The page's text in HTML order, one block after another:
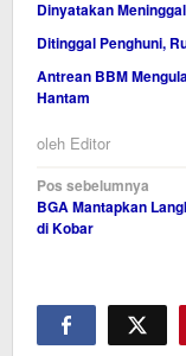
Dinyatakan
Ditinggal Penghuni,
Antrean BBM
Hantam
oleh Editor
Navigasi
pos
Pos sebelumnya
BGA Mantapkan
di Kobar